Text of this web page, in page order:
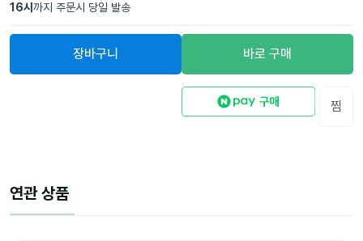
16시 까지 주문시 당일 발송
장바구니 바로 구매
찜
연관 상품